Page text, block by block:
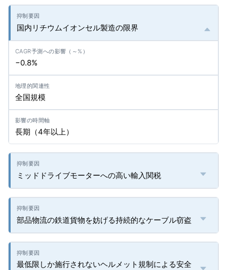
国内リチウムイオンセル製造の限界
−0.8%
全国規模
長期（4年以上）
ミッドドライブモーターへの高い輸入関税
部品物流の鉄道貨物を妨げる持続的なケーブル窃盗
最低限しか施行されないヘルメット規制による安全